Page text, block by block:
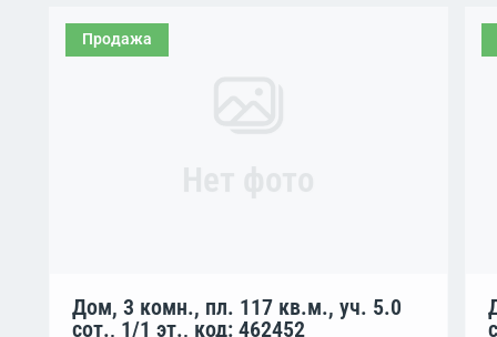
Продажа
Дом, 3 комн., пл. 117 кв.м., уч. 5.0
сот., 1/1 эт., код: 462452